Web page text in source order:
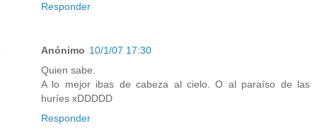
Responder
Anónimo 10/1/07 17:30
Quien sabe.
A lo mejor ibas de cabeza al cielo. O al paraíso de las
huríes xDDDDD
Responder